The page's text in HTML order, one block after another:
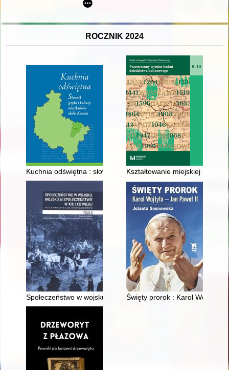
ROCZNIK 2024
Kuchnia odświętna : słownik języka i kultury mieszkańców
Kształtowanie miejskiej
Społeczeństwo w wojsku, wojsko w społeczeństwie w XIX i
Święty prorok : Karol Wojtyła -